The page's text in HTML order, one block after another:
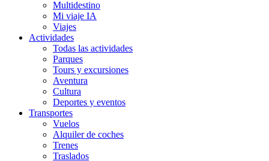
Multidestino
Mi viaje IA
Viajes
Actividades
Todas las actividades
Parques
Tours y excursiones
Aventura
Cultura
Deportes y eventos
Transportes
Vuelos
Alquiler de coches
Trenes
Traslados